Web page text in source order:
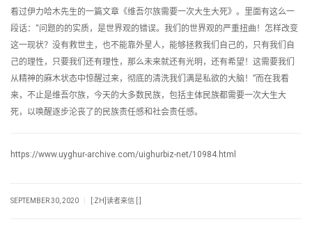
看过伊力哈木先生的一篇文章《维吾尔族需要一次大生大死》。里面有这么一
段话：“问题的的实质，是世界观的错误。我们的世界观的严重扭曲！怎样改变
这一现状？没有救世主，也不能靠外星人，能够拯救我们自己的，只有我们自
己的理性，只要我们还有理性，那么未来就还有光明，还有希望！这需要我们
从精神的麻木状态中惊醒过来，彻底的清洗我们满是私欲的大脑！”而在我看
来，不止是维吾尔族，今天的大多数民族，包括主体民族都需要一次大生大
死，以唤醒逐步沦丧了的民族责任感和社会责任感。
https://www.uyghur-archive.com/uighurbiz-net/10984.html
SEPTEMBER 30, 2020 [:ZH]读者来信 [:]